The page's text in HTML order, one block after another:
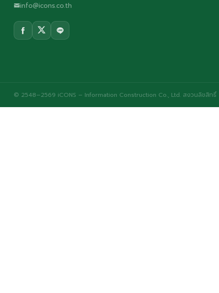
info@icons.co.th
© 2548–2569 iCONS – Information Construction Co., Ltd. สงวนลิขสิทธิ์